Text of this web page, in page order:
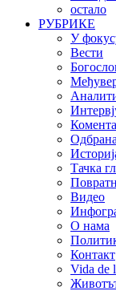
остало
РУБРИКЕ
У
Вести
Тачка
Видео
О нама
Контакт
Vida de